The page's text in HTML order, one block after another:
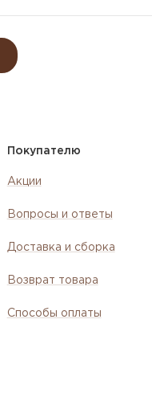
Покупателю
Акции
Вопросы и ответы
Доставка и сборка
Возврат товара
Способы оплаты